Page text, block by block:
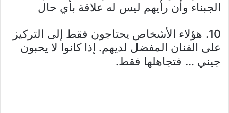
الجبناء وأن رأيهم ليس له علاقة بأي حال
10. هؤلاء الأشخاص يحتاجون فقط إلى التركيز
على الفنان المفضل لديهم. إذا كانوا لا يحبون
جيني … فتجاهلها فقط.